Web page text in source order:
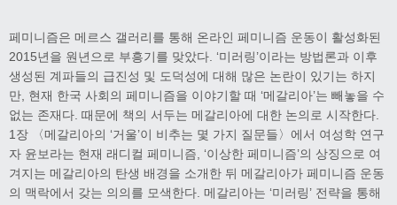
페미니즘은 메르스 갤러리를 통해 온라인 페미니즘 운동이 활성화된
2015년을 원년으로 부흥기를 맞았다. ‘미러링’이라는 방법론과 이후
생성된 계파들의 급진성 및 도덕성에 대해 많은 논란이 있기는 하지
만, 현재 한국 사회의 페미니즘을 이야기할 때 ‘메갈리아’는 빼놓을 수
없는 존재다. 때문에 책의 서두는 메갈리아에 대한 논의로 시작한다.
1장 〈메갈리아의 ‘거울’이 비추는 몇 가지 질문들〉에서 여성학 연구
자 윤보라는 현재 래디컬 페미니즘, ‘이상한 페미니즘’의 상징으로 여
겨지는 메갈리아의 탄생 배경을 소개한 뒤 메갈리아가 페미니즘 운동
의 맥락에서 갖는 의의를 모색한다. 메갈리아는 ‘미러링’ 전략을 통해